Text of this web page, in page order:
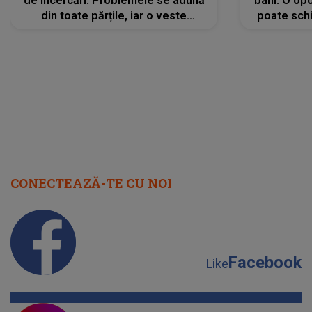
din toate părțile, iar o veste
poate
CONECTEAZĂ-TE CU NOI
LikeFacebook